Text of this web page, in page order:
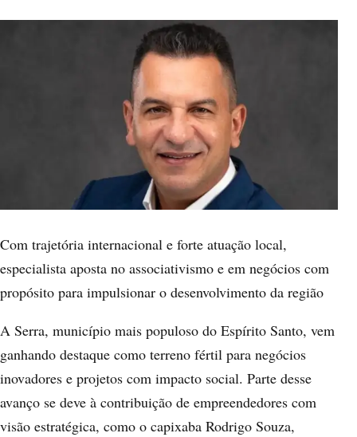
Com trajetória internacional e forte atuação local,
especialista aposta no associativismo e em negócios com
propósito para impulsionar o desenvolvimento da região
A Serra, município mais populoso do Espírito Santo, vem
ganhando destaque como terreno fértil para negócios
inovadores e projetos com impacto social. Parte desse
avanço se deve à contribuição de empreendedores com
visão estratégica, como o capixaba Rodrigo Souza,